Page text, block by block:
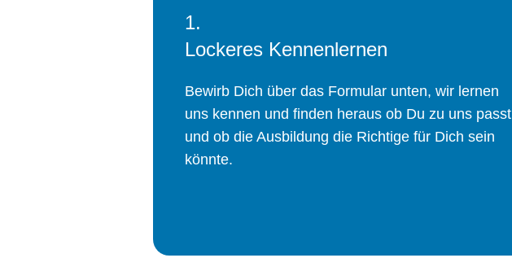
1.
Lockeres Kennenlernen
Bewirb Dich über das Formular unten, wir lernen
uns kennen und finden heraus ob Du zu uns passt
und ob die Ausbildung die Richtige für Dich sein
könnte.